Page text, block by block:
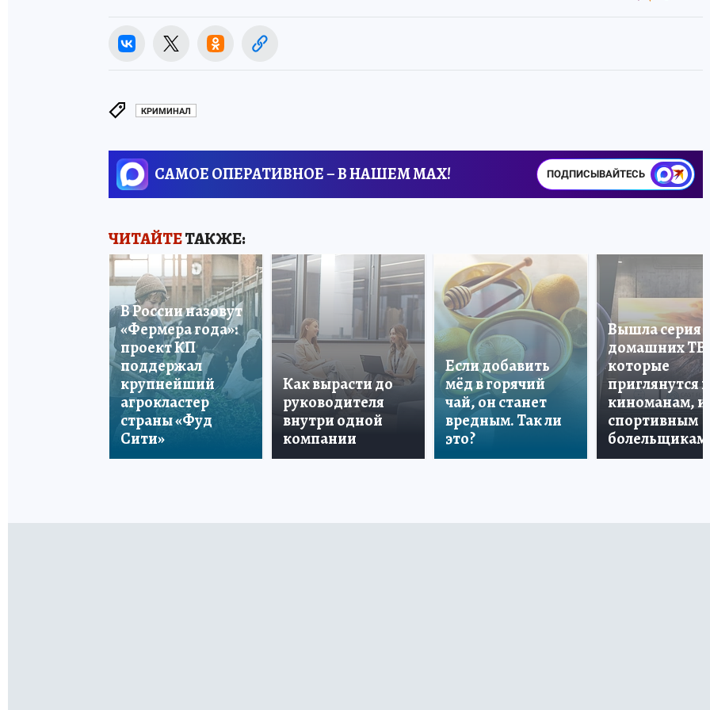
КРИМИНАЛ
САМОЕ ОПЕРАТИВНОЕ – В НАШЕМ MAX! ПОДПИСЫВАЙТЕСЬ
ЧИТАЙТЕТАКЖЕ:
В России назовут
«Фермера года»:
проект КП
поддержал
крупнейший
агрокластер
страны «Фуд
Сити»
Как вырасти до
руководителя
внутри одной
компании
Если добавить
мёд в горячий
чай, он станет
вредным. Так ли
это?
Вышла серия
домашних ТВ,
которые
приглянутся и
киноманам, и
спортивным
болельщикам